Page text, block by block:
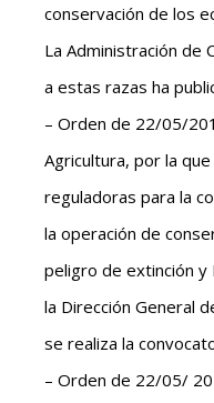
conservación de los
La Administración de
a estas razas ha
– Orden de 22/05/
Agricultura, por la
reguladoras para la
la operación de
peligro de extinción
la Dirección General
se realiza la
– Orden de 22/05/